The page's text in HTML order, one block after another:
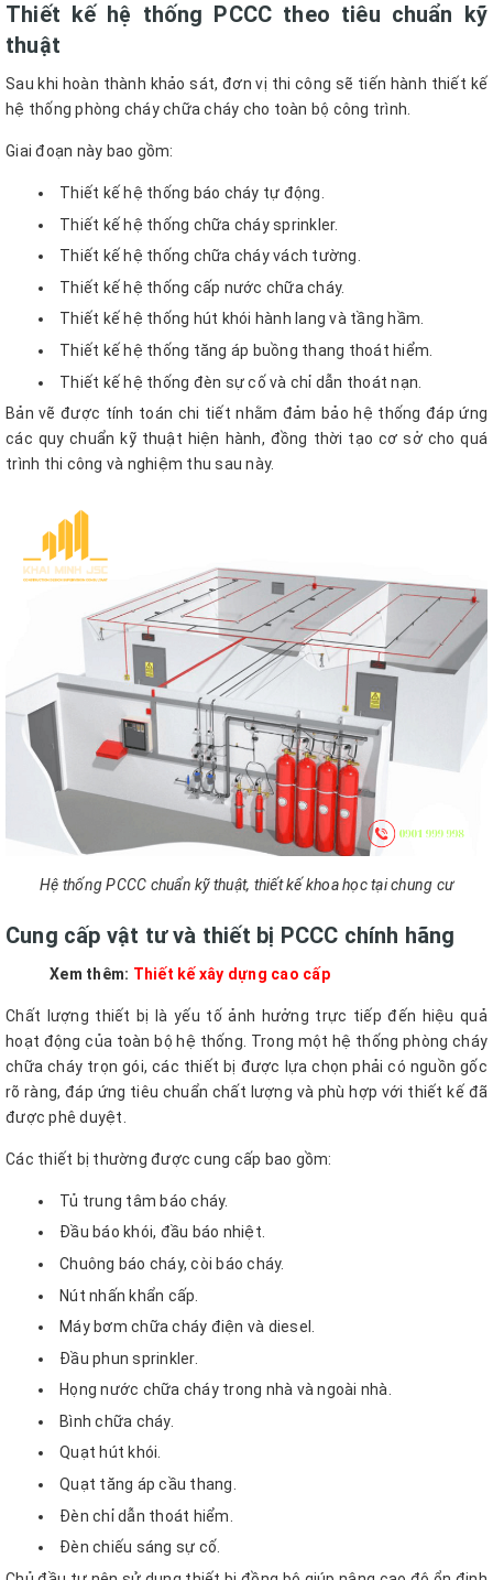
Thiết kế hệ thống PCCC theo tiêu chuẩn kỹ
thuật
Sau khi hoàn thành khảo sát, đơn vị thi công sẽ tiến hành thiết kế
hệ thống phòng cháy chữa cháy cho toàn bộ công trình.
Giai đoạn này bao gồm:
Thiết kế hệ thống báo cháy tự động.
Thiết kế hệ thống chữa cháy sprinkler.
Thiết kế hệ thống chữa cháy vách tường.
Thiết kế hệ thống cấp nước chữa cháy.
Thiết kế hệ thống hút khói hành lang và tầng hầm.
Thiết kế hệ thống tăng áp buồng thang thoát hiểm.
Thiết kế hệ thống đèn sự cố và chỉ dẫn thoát nạn.
Bản vẽ được tính toán chi tiết nhằm đảm bảo hệ thống đáp ứng
các quy chuẩn kỹ thuật hiện hành, đồng thời tạo cơ sở cho quá
trình thi công và nghiệm thu sau này.
Hệ thống PCCC chuẩn kỹ thuật, thiết kế khoa học tại chung cư
Cung cấp vật tư và thiết bị PCCC chính hãng
Xem thêm: Thiết kế xây dựng cao cấp
Chất lượng thiết bị là yếu tố ảnh hưởng trực tiếp đến hiệu quả
hoạt động của toàn bộ hệ thống. Trong một hệ thống phòng cháy
chữa cháy trọn gói, các thiết bị được lựa chọn phải có nguồn gốc
rõ ràng, đáp ứng tiêu chuẩn chất lượng và phù hợp với thiết kế đã
được phê duyệt.
Các thiết bị thường được cung cấp bao gồm:
Tủ trung tâm báo cháy.
Đầu báo khói, đầu báo nhiệt.
Chuông báo cháy, còi báo cháy.
Nút nhấn khẩn cấp.
Máy bơm chữa cháy điện và diesel.
Đầu phun sprinkler.
Họng nước chữa cháy trong nhà và ngoài nhà.
Bình chữa cháy.
Quạt hút khói.
Quạt tăng áp cầu thang.
Đèn chỉ dẫn thoát hiểm.
Đèn chiếu sáng sự cố.